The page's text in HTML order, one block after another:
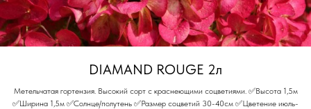
DIAMAND ROUGE 2л
Метельчатая гортензия. Высокий сорт с краснеющими соцветиями. ✅Высота 1,5м
✅Ширина 1,5м ✅Солнце/полутень ✅Размер соцветий 30-40см ✅Цветение июль-